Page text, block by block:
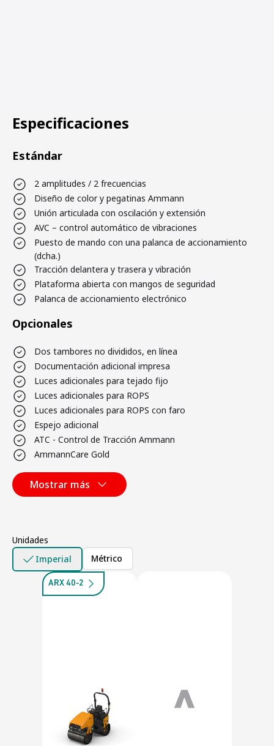
Especificaciones
Estándar
2 amplitudes / 2 frecuencias
Diseño de color y pegatinas Ammann
Unión articulada con oscilación y extensión
AVC – control automático de vibraciones
Puesto de mando con una palanca de accionamiento
(dcha.)
Tracción delantera y trasera y vibración
Plataforma abierta con mangos de seguridad
Palanca de accionamiento electrónico
Opcionales
Dos tambores no divididos, en línea
Documentación adicional impresa
Luces adicionales para tejado fijo
Luces adicionales para ROPS
Luces adicionales para ROPS con faro
Espejo adicional
ATC - Control de Tracción Ammann
AmmannCare Gold
Mostrar más
Unidades
Imperial
Métrico
ARX 40-2